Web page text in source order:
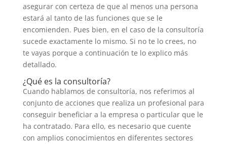
asegurar con certeza de que al menos una persona
estará al tanto de las funciones que se le
encomienden. Pues bien, en el caso de la consultoría
sucede exactamente lo mismo. Si no te lo crees, no
te vayas porque a continuación te lo explico más
detallado.
¿Qué es la consultoría?
Cuando hablamos de consultoría, nos referimos al
conjunto de acciones que realiza un profesional para
conseguir beneficiar a la empresa o particular que le
ha contratado. Para ello, es necesario que cuente
con amplios conocimientos en diferentes sectores